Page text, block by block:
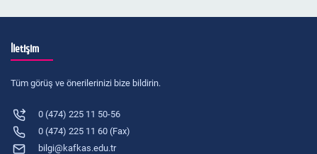
İletişim
Tüm görüş ve önerilerinizi bize bildirin.
0 (474) 225 11 50-56
0 (474) 225 11 60 (Fax)
bilgi@kafkas.edu.tr